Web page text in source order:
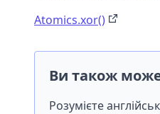
Atomics.xor()
Ви також
Розумієте